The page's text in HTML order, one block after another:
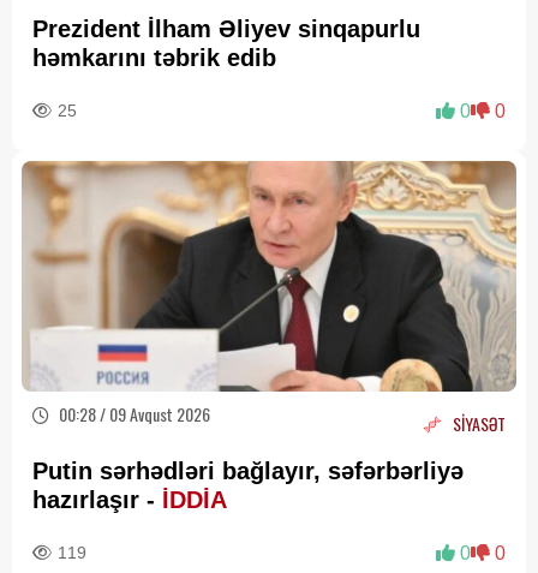
Prezident İlham Əliyev sinqapurlu
həmkarını təbrik edib
25 0 0
00:28 / 09 Avqust 2026 SİYASƏT
Putin sərhədləri bağlayır, səfərbərliyə
hazırlaşır - İDDİA
119 0 0